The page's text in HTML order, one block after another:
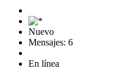
Nuevo
Mensajes: 6
En línea